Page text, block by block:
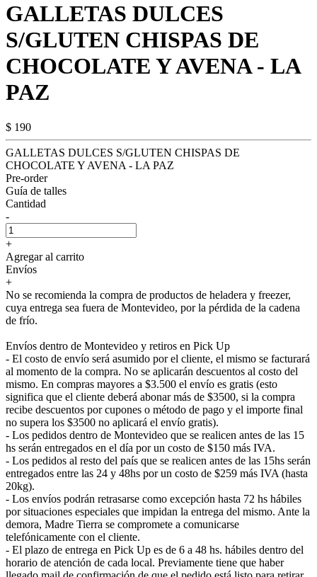
GALLETAS DULCES
S/GLUTEN CHISPAS DE
CHOCOLATE Y AVENA - LA
PAZ
$ 190
GALLETAS DULCES S/GLUTEN CHISPAS DE
CHOCOLATE Y AVENA - LA PAZ
Pre-order
Guía de talles
Cantidad
-
+
Agregar al carrito
Envíos
+
No se recomienda la compra de productos de heladera y freezer,
cuya entrega sea fuera de Montevideo, por la pérdida de la cadena
de frío.
Envíos dentro de Montevideo y retiros en Pick Up
- El costo de envío será asumido por el cliente, el mismo se facturará
al momento de la compra. No se aplicarán descuentos al costo del
mismo. En compras mayores a $3.500 el envío es gratis (esto
significa que el cliente deberá abonar más de $3500, si la compra
recibe descuentos por cupones o método de pago y el importe final
no supera los $3500 no aplicará el envío gratis).
- Los pedidos dentro de Montevideo que se realicen antes de las 15
hs serán entregados en el día por un costo de $150 más IVA.
- Los pedidos al resto del país que se realicen antes de las 15hs serán
entregados entre las 24 y 48hs por un costo de $259 más IVA (hasta
20kg).
- Los envíos podrán retrasarse como excepción hasta 72 hs hábiles
por situaciones especiales que impidan la entrega del mismo. Ante la
demora, Madre Tierra se compromete a comunicarse
telefónicamente con el cliente.
- El plazo de entrega en Pick Up es de 6 a 48 hs. hábiles dentro del
horario de atención de cada local. Previamente tiene que haber